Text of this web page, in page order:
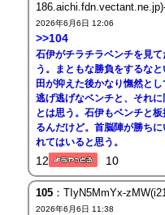
2026年6月6日 12:06
>>104
石伊がチラチラベンチを見
う。まともな勝負をするな
田が抑えた後かなり憮然と
逃げ逃げなベンチと、それ
とは思う。石伊もベンチと
るんだけど。首脳陣が勝ち
れてはいると思う。
12 10
105：TIyN5MmYx-
2026年6月6日 11:38